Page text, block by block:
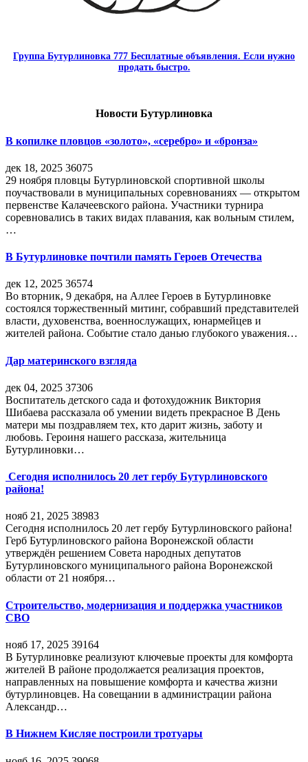
Группа Бутурлиновка 777 Бесплатные объявления. Если нужно
продать быстро.
Новости Бутурлиновка
В копилке пловцов «золото», «серебро» и «бронза»
дек 18, 2025 36075
29 ноября пловцы Бутурлиновской спортивной школы
поучаствовали в муниципальных соревнованиях — открытом
первенстве Калачеевского района. Участники турнира
соревновались в таких видах плавания, как вольным стилем,
…
В Бутурлиновке почтили память Героев Отечества
дек 12, 2025 36574
Во вторник, 9 декабря, на Аллее Героев в Бутурлиновке
состоялся торжественный митинг, собравший представителей
власти, духовенства, военнослужащих, юнармейцев и
жителей района. Событие стало данью глубокого уважения…
Дар материнского взгляда
дек 04, 2025 37306
Воспитатель детского сада и фотохудожник Виктория
Шибаева рассказала об умении видеть прекрасное В День
матери мы поздравляем тех, кто дарит жизнь, заботу и
любовь. Героиня нашего рассказа, жительница
Бутурлиновки…
Сегодня исполнилось 20 лет гербу Бутурлиновского
района!
нояб 21, 2025 38983
Сегодня исполнилось 20 лет гербу Бутурлиновского района!
Герб Бутурлиновского района Воронежской области
утверждён решением Совета народных депутатов
Бутурлиновского муниципального района Воронежской
области от 21 ноября…
Строительство, модернизация и поддержка участников
СВО
нояб 17, 2025 39164
В Бутурлиновке реализуют ключевые проекты для комфорта
жителей В районе продолжается реализация проектов,
направленных на повышение комфорта и качества жизни
бутурлиновцев. На совещании в администрации района
Александр…
В Нижнем Кисляе построили тротуары